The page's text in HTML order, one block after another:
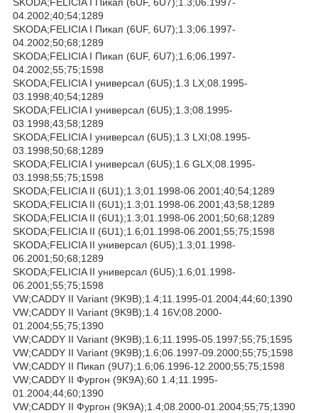
04.2002;40;54;1289
SKODA;FELICIA I Пикап (6UF, 6U7);1.3;06.1997-
04.2002;50;68;1289
SKODA;FELICIA I Пикап (6UF, 6U7);1.6;06.1997-
04.2002;55;75;1598
SKODA;FELICIA I универсал (6U5);1.3 LX;08.1995-
03.1998;40;54;1289
SKODA;FELICIA I универсал (6U5);1.3;08.1995-
03.1998;43;58;1289
SKODA;FELICIA I универсал (6U5);1.3 LXI;08.1995-
03.1998;50;68;1289
SKODA;FELICIA I универсал (6U5);1.6 GLX;08.1995-
03.1998;55;75;1598
SKODA;FELICIA II (6U1);1.3;01.1998-06.2001;40;54;1289
SKODA;FELICIA II (6U1);1.3;01.1998-06.2001;43;58;1289
SKODA;FELICIA II (6U1);1.3;01.1998-06.2001;50;68;1289
SKODA;FELICIA II (6U1);1.6;01.1998-06.2001;55;75;1598
SKODA;FELICIA II универсал (6U5);1.3;01.1998-
06.2001;50;68;1289
SKODA;FELICIA II универсал (6U5);1.6;01.1998-
06.2001;55;75;1598
VW;CADDY II Variant (9K9B);1.4;11.1995-01.2004;44;60;1390
VW;CADDY II Variant (9K9B);1.4 16V;08.2000-
01.2004;55;75;1390
VW;CADDY II Variant (9K9B);1.6;11.1995-05.1997;55;75;1595
VW;CADDY II Variant (9K9B);1.6;06.1997-09.2000;55;75;1598
VW;CADDY II Пикап (9U7);1.6;06.1996-12.2000;55;75;1598
VW;CADDY II Фургон (9K9A);60 1.4;11.1995-
01.2004;44;60;1390
VW;CADDY II Фургон (9K9A);1.4;08.2000-01.2004;55;75;1390